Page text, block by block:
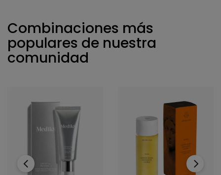
Combinaciones más
populares de nuestra
comunidad
‹ ›